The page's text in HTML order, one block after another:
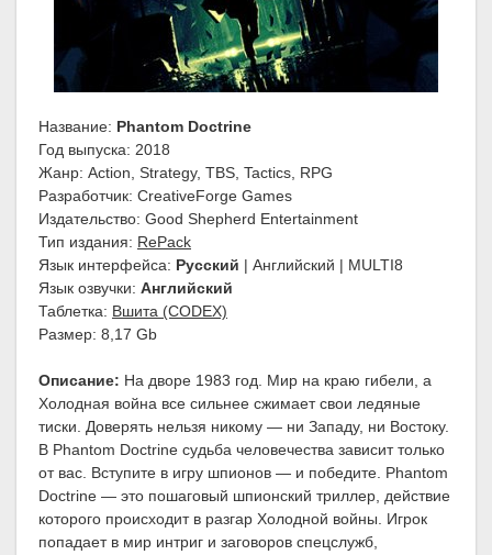
Название: Phantom Doctrine
Год выпуска: 2018
Жанр: Action, Strategy, TBS, Tactics, RPG
Разработчик: CreativeForge Games
Издательство: Good Shepherd Entertainment
Тип издания: RePack
Язык интерфейса: Русский | Английский | MULTI8
Язык озвучки: Английский
Таблетка: Вшита (CODEX)
Размер: 8,17 Gb
Описание: На дворе 1983 год. Мир на краю гибели, а
Холодная война все сильнее сжимает свои ледяные
тиски. Доверять нельзя никому — ни Западу, ни Востоку.
В Phantom Doctrine судьба человечества зависит только
от вас. Вступите в игру шпионов — и победите. Phantom
Doctrine — это пошаговый шпионский триллер, действие
которого происходит в разгар Холодной войны. Игрок
попадает в мир интриг и заговоров спецслужб,